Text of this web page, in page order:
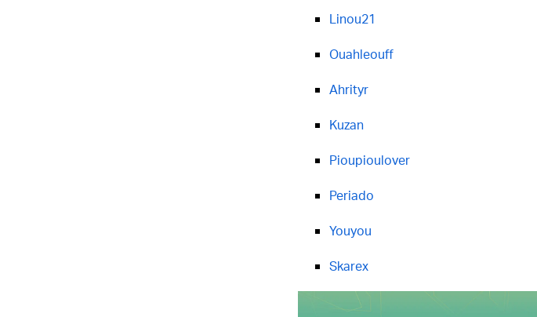
Linou21
Ouahleouff
Ahrityr
Kuzan
Pioupioulover
Periado
Youyou
Skarex